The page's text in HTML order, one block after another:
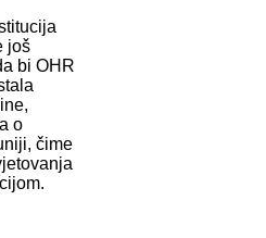
još
bi OHR
o
čime